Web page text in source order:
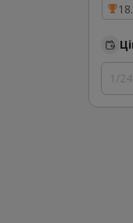
1/24